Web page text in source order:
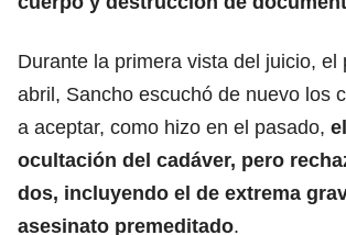
Durante la primera vista del juicio, el
abril, Sancho escuchó de nuevo los
a aceptar, como hizo en el pasado,
ocultación del cadáver, pero
dos, incluyendo el de extrema
asesinato premeditado.